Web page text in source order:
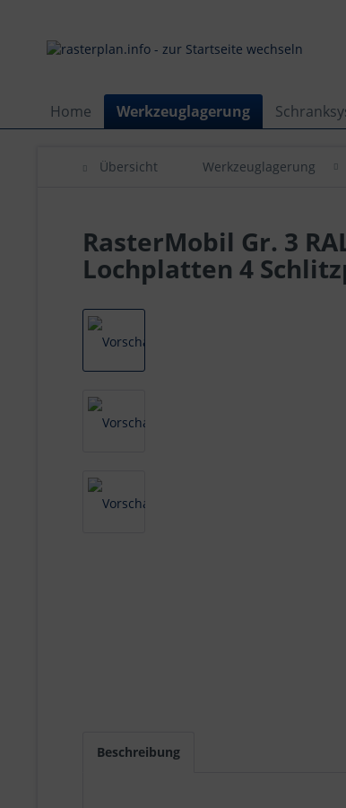
Home Werkzeuglagerung
Übersicht Werkzeuglagerung
RasterMobil Gr. 3
Lochplatten 4
Beschreibung